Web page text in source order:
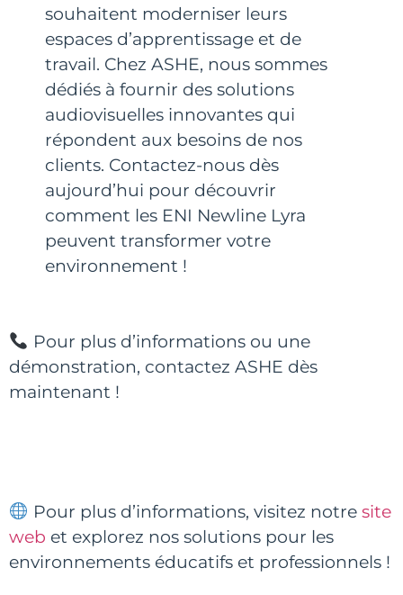
souhaitent moderniser leurs
espaces d’apprentissage et de
travail. Chez ASHE, nous sommes
dédiés à fournir des solutions
audiovisuelles innovantes qui
répondent aux besoins de nos
clients. Contactez-nous dès
aujourd’hui pour découvrir
comment les ENI Newline Lyra
peuvent transformer votre
environnement !
Pour plus d’informations ou une
démonstration, contactez ASHE dès
maintenant !
Pour plus d’informations, visitez notre site
web et explorez nos solutions pour les
environnements éducatifs et professionnels !